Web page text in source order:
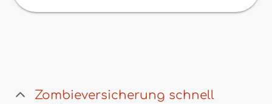
Zombieversicherung schnell